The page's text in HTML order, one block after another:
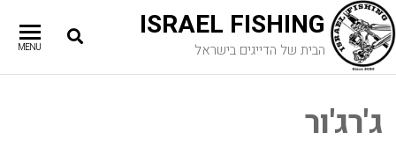
ISRAEL FISHING
הבית של הדייגים בישראל MENU
ג'רג'ור